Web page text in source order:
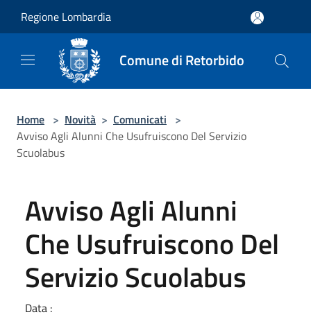
Regione Lombardia
Comune di Retorbido
Home > Novità > Comunicati >
Avviso Agli Alunni Che Usufruiscono Del Servizio
Scuolabus
Avviso Agli Alunni
Che Usufruiscono Del
Servizio Scuolabus
Data :